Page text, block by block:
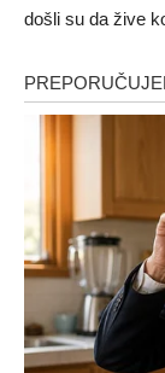
došli su da žive